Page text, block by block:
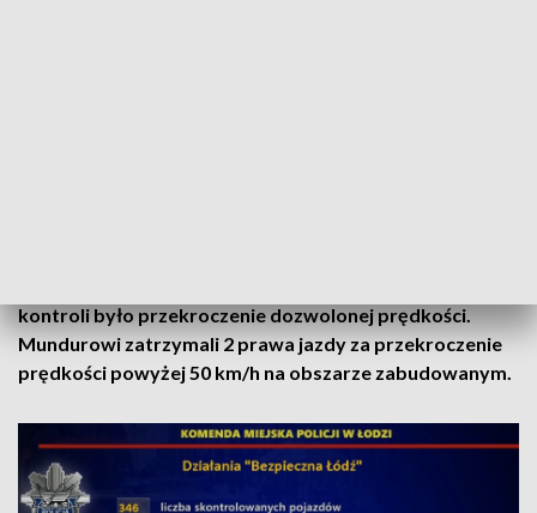
kontroli było przekroczenie dozwolonej prędkości.
Mundurowi zatrzymali 2 prawa jazdy za przekroczenie
prędkości powyżej 50 km/h na obszarze zabudowanym.